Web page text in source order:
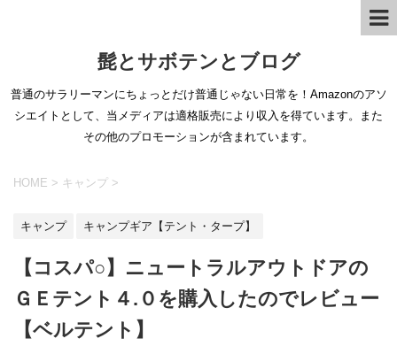
髭とサボテンとブログ
普通のサラリーマンにちょっとだけ普通じゃない日常を！Amazonのアソ
シエイトとして、当メディアは適格販売により収入を得ています。また
その他のプロモーションが含まれています。
HOME > キャンプ >
キャンプ キャンプギア【テント・タープ】
【コスパ○】ニュートラルアウトドアの
ＧＥテント４.０を購入したのでレビュー
【ベルテント】